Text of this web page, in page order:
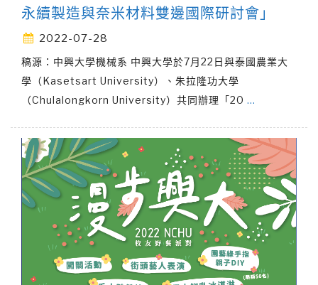
永續製造與奈米材料雙邊國際研討會」
2022-07-28
稿源：中興大學機械系 中興大學於7月22日與泰國農業大
學（Kasetsart University）、朱拉隆功大學
（Chulalongkorn University）共同辦理「20 …